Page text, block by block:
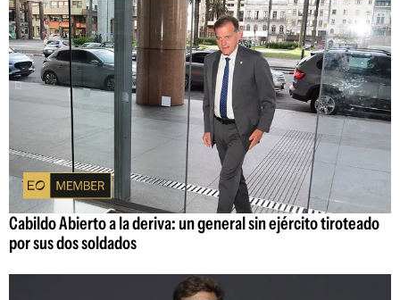
Cabildo Abierto a la deriva: un general sin ejército tiroteado
por sus dos soldados